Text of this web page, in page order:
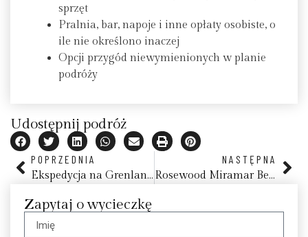
sprzęt
Pralnia, bar, napoje i inne opłaty osobiste, o
ile nie określono inaczej
Opcji przygód niewymienionych w planie
podróży
Udostępnij podróż
POPRZEDNIA
Ekspedycja na Grenlandię z Silversea – niezapomniana podróż po krainie lodu
NASTĘPNA
Rosewood Miramar Beach
Zapytaj o wycieczkę